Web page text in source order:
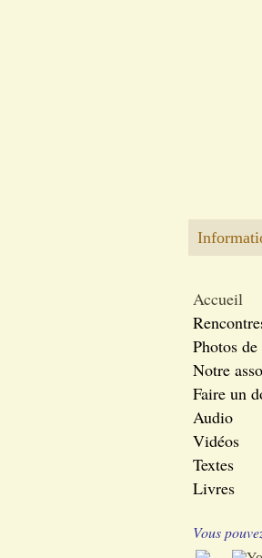
Accueil
Photos
Notre
Faire un
Audio
Vidéos
Textes
Livres
Vous